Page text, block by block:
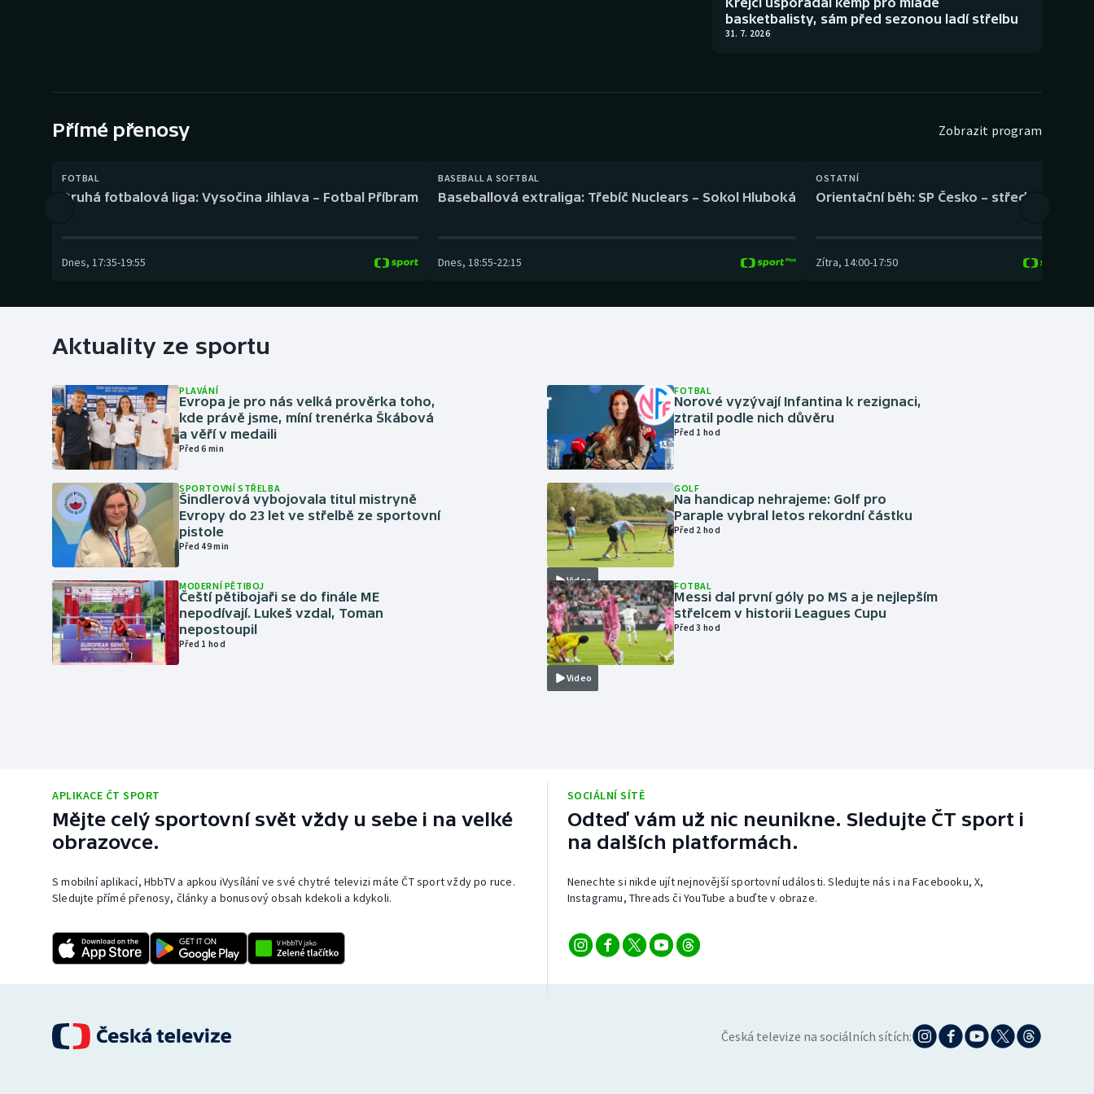
Gymnastika Plážový volejbal
basketbalisty, sám před sezonou ladí střelbu
31. 7. 2026
Přímé přenosy Zobrazit program
FOTBAL
Druhá fotbalová liga: Vysočina Jihlava – Fotbal Příbram
Dnes, 17:35-19:55
BASEBALL A SOFTBAL
Baseballová extraliga: Třebíč Nuclears – Sokol Hluboká
Dnes, 18:55-22:15
OSTATNÍ
Orientační běh: SP Česko – střední trať
Zítra, 14:00-17:50
Aktuality ze sportu
PLAVÁNÍ
Evropa je pro nás velká prověrka toho,
kde právě jsme, míní trenérka Škábová
a věří v medaili
Před 6 min
SPORTOVNÍ STŘELBA
Šindlerová vybojovala titul mistryně
Evropy do 23 let ve střelbě ze sportovní
pistole
Před 49 min
MODERNÍ PĚTIBOJ
Čeští pětibojaři se do finále ME
nepodívají. Lukeš vzdal, Toman
nepostoupil
Před 1 hod
FOTBAL
Norové vyzývají Infantina k rezignaci,
ztratil podle nich důvěru
Před 1 hod
Video
GOLF
Na handicap nehrajeme: Golf pro
Paraple vybral letos rekordní částku
Před 2 hod
Video
FOTBAL
Messi dal první góly po MS a je nejlepším
střelcem v historii Leagues Cupu
Před 3 hod
APLIKACE ČT SPORT
Mějte celý sportovní svět vždy u sebe i na velké
obrazovce.
S mobilní aplikací, HbbTV a apkou iVysílání ve své chytré televizi máte ČT sport vždy po ruce.
Sledujte přímé přenosy, články a bonusový obsah kdekoli a kdykoli.
SOCIÁLNÍ SÍTĚ
Odteď vám už nic neunikne. Sledujte ČT sport i
na dalších platformách.
Nenechte si nikde ujít nejnovější sportovní události. Sledujte nás i na Facebooku, X,
Instagramu, Threads či YouTube a buďte v obraze.
Česká televize na sociálních sítích: